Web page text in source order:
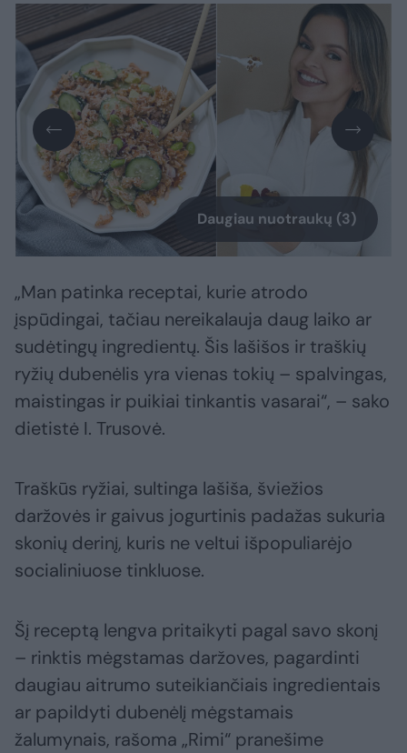
Daugiau nuotraukų (3)
„Man patinka receptai, kurie atrodo
įspūdingai, tačiau nereikalauja daug laiko ar
sudėtingų ingredientų. Šis lašišos ir traškių
ryžių dubenėlis yra vienas tokių – spalvingas,
maistingas ir puikiai tinkantis vasarai“, – sako
dietistė I. Trusovė.
Traškūs ryžiai, sultinga lašiša, šviežios
daržovės ir gaivus jogurtinis padažas sukuria
skonių derinį, kuris ne veltui išpopuliarėjo
socialiniuose tinkluose.
Šį receptą lengva pritaikyti pagal savo skonį
– rinktis mėgstamas daržoves, pagardinti
daugiau aitrumo suteikiančiais ingredientais
ar papildyti dubenėlį mėgstamais
žalumynais, rašoma „Rimi“ pranešime